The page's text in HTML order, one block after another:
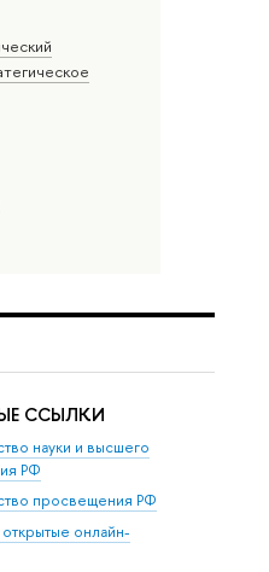
ССЫЛКИ
науки и высшего
РФ
просвещения РФ
онлайн-